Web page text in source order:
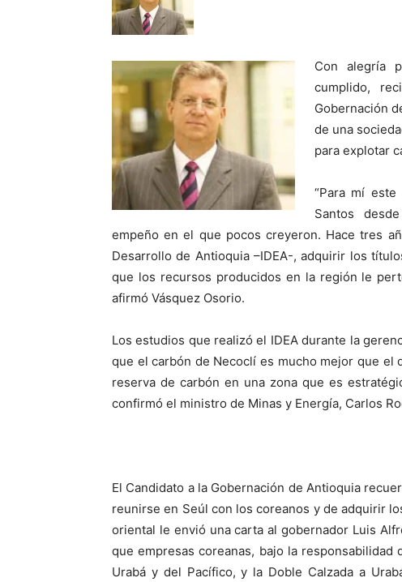
Con alegría
cumplido,
Gobernación
de una
para explotar
“Para mí
Santos
empeño en el que pocos creyeron. Hace tres
Desarrollo de Antioquia –IDEA-, adquirir los
que los recursos producidos en la región le
afirmó Vásquez Osorio.
Los estudios que realizó el IDEA durante la
que el carbón de Necoclí es mucho mejor que el
reserva de carbón en una zona que es
confirmó el ministro de Minas y Energía, Carlos
El Candidato a la Gobernación de Antioquia
reunirse en Seúl con los coreanos y de adquirir
oriental le envió una carta al gobernador Luis
que empresas coreanas, bajo la
Urabá y del Pacífico, y la Doble Calzada a